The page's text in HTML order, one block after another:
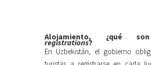
Alojamiento, ¿qué
registrations?
En Uzbekistán, el gobierno